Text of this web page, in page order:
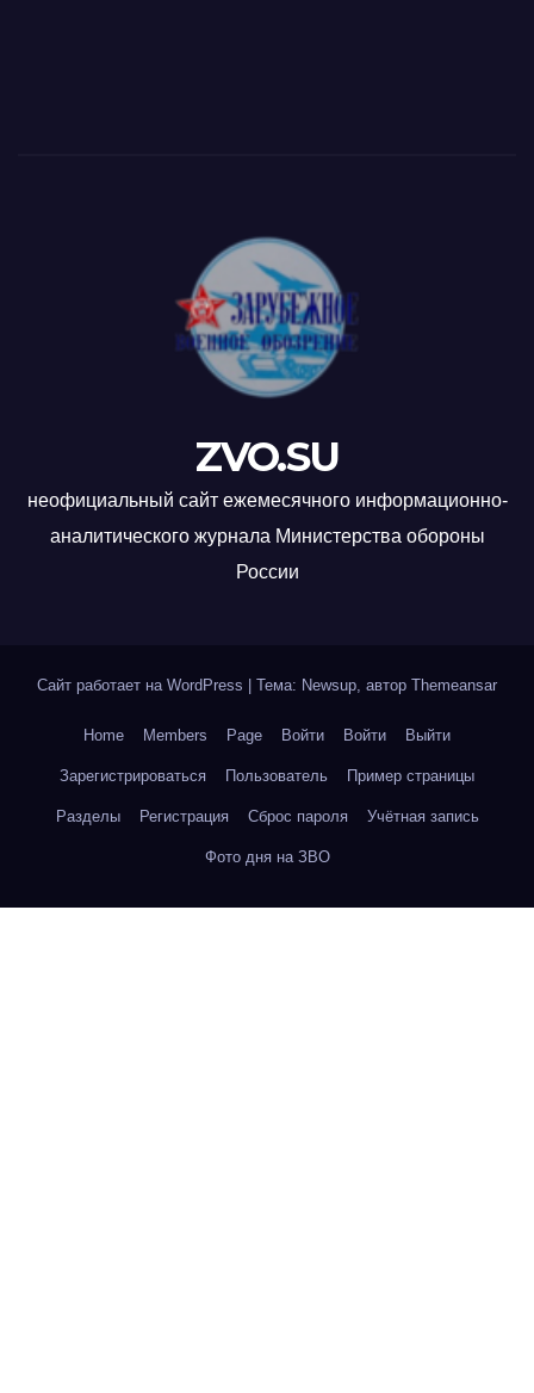
ZVO.SU
неофициальный сайт ежемесячного информационно-
аналитического журнала Министерства обороны
России
Сайт работает на WordPress | Тема: Newsup, автор Themeansar
Home Members Page Войти Войти Выйти
Зарегистрироваться Пользователь Пример страницы
Разделы Регистрация Сброс пароля Учётная запись
Фото дня на ЗВО